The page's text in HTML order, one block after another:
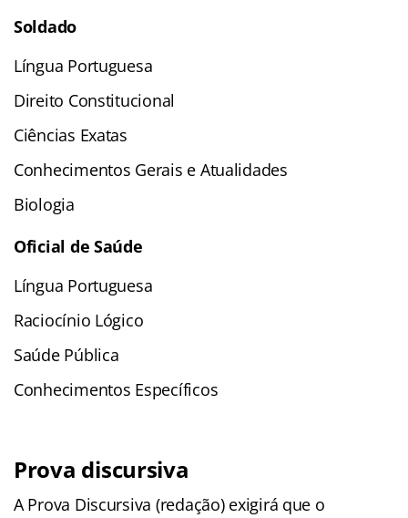
Soldado
Língua Portuguesa
Direito Constitucional
Ciências Exatas
Conhecimentos Gerais e Atualidades
Biologia
Oficial de Saúde
Língua Portuguesa
Raciocínio Lógico
Saúde Pública
Conhecimentos Específicos
Prova discursiva
A Prova Discursiva (redação) exigirá que o